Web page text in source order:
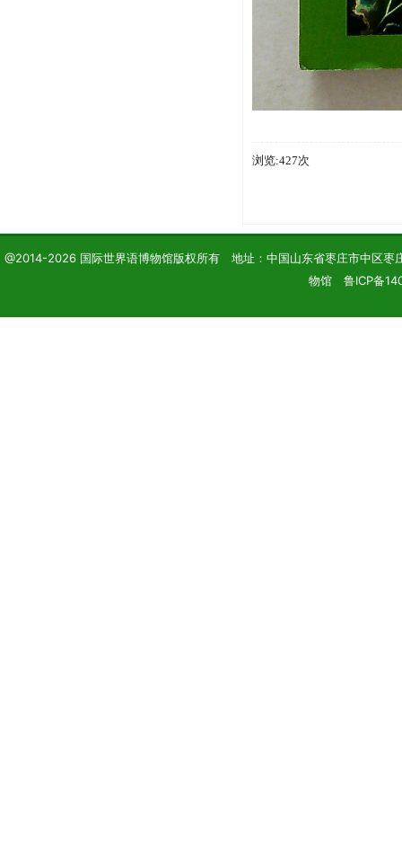
浏览:427次
@2014-2026 国际世界语博物馆版权所有 地址：中国山东省枣庄市中区
物馆 鲁ICP备